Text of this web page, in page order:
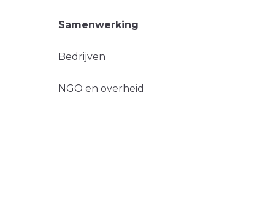
Samenwerking
Bedrijven
NGO en overheid